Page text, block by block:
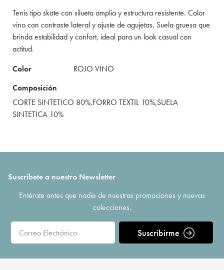
Tenis tipo skate con silueta amplia y estructura resistente. Color
vino con contraste lateral y ajuste de agujetas. Suela gruesa que
brinda estabilidad y confort, ideal para un look casual con
actitud.
Color
ROJO VINO
Composición
CORTE SINTETICO 80%,FORRO TEXTIL 10%,SUELA
SINTETICA 10%
Suscríbete a nuestro Newsletter
Entérate antes que nadie de nuestras promociones y nuevas
colecciones.
Suscribirme